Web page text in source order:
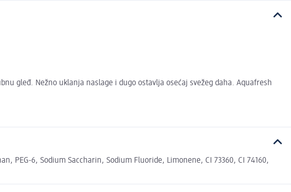
gleđ. Nežno uklanja naslage i dugo ostavlja osećaj svežeg daha. Aquafresh
PEG-6, Sodium Saccharin, Sodium Fluoride, Limonene, CI 73360, CI 74160,